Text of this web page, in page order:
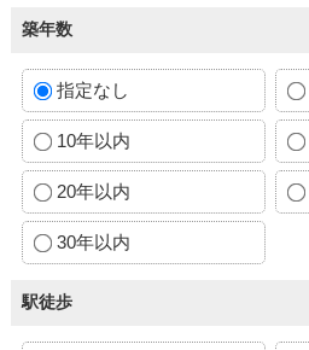
築年数
指定なし
10年以内
20年以内
30年以内
駅徒歩